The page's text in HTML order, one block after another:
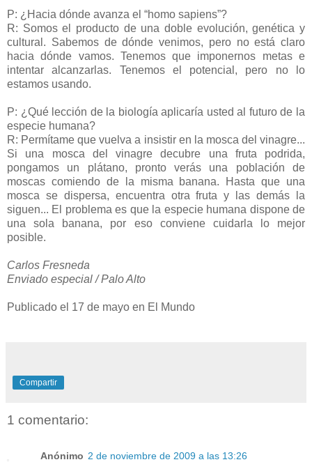
P: ¿Hacia dónde avanza el “homo sapiens”?
R: Somos el producto de una doble evolución, genética y
cultural. Sabemos de dónde venimos, pero no está claro
hacia dónde vamos. Tenemos que imponernos metas e
intentar alcanzarlas. Tenemos el potencial, pero no lo
estamos usando.
P: ¿Qué lección de la biología aplicaría usted al futuro de la
especie humana?
R: Permítame que vuelva a insistir en la mosca del vinagre...
Si una mosca del vinagre decubre una fruta podrida,
pongamos un plátano, pronto verás una población de
moscas comiendo de la misma banana. Hasta que una
mosca se dispersa, encuentra otra fruta y las demás la
siguen... El problema es que la especie humana dispone de
una sola banana, por eso conviene cuidarla lo mejor
posible.
Carlos Fresneda
Enviado especial / Palo Alto
Publicado el 17 de mayo en El Mundo
Compartir
1 comentario:
Anónimo 2 de noviembre de 2009 a las 13:26